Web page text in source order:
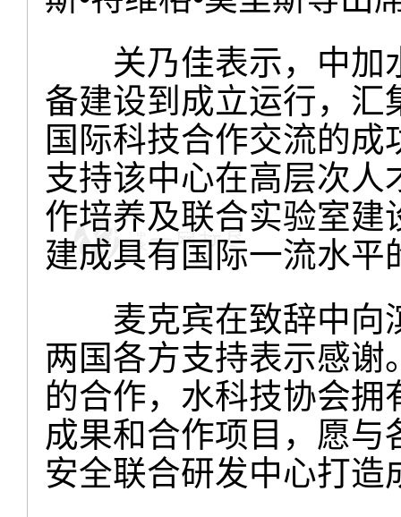
关乃佳表示，中加
备建设到成立运行，汇
国际科技合作交流的
支持该中心在高层次
作培养及联合实验室建
建成具有国际一流水平
麦克宾在致辞中向
两国各方支持表示感
的合作，水科技协会
成果和合作项目，愿
安全联合研发中心打造